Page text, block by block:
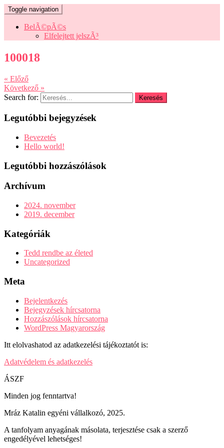
Toggle navigation
BelÃ©pÃ©s
Elfelejtett jelszÃ³
100018
« Előző
Következő »
Search for:
Legutóbbi bejegyzések
Bevezetés
Hello world!
Legutóbbi hozzászólások
Archívum
2024. november
2019. december
Kategóriák
Tedd rendbe az életed
Uncategorized
Meta
Bejelentkezés
Bejegyzések hírcsatorna
Hozzászólások hírcsatorna
WordPress Magyarország
Itt elolvashatod az adatkezelési tájékoztatót is:
Adatvédelem és adatkezelés
ÁSZF
Minden jog fenntartva!
Mráz Katalin egyéni vállalkozó, 2025.
A tanfolyam anyagának másolata, terjesztése csak a szerző
engedélyével lehetséges!